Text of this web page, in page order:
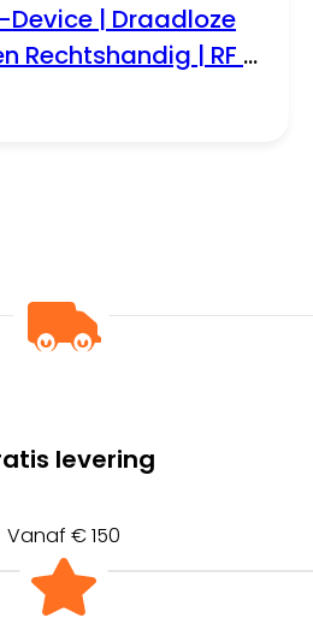
Device | Draadloze
Rechtshandig | RF |
levering
Vanaf € 150